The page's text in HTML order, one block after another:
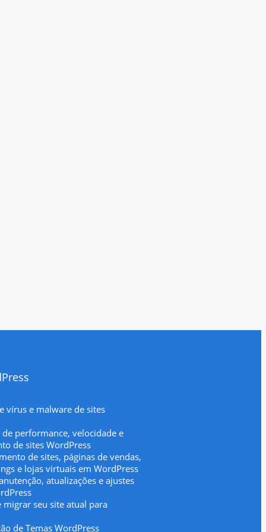
vírus e malware de sites
performance, velocidade e
de sites WordPress
de sites, páginas de vendas,
e lojas virtuais em WordPress
atualizações e ajustes
migrar seu site atual para
de Temas WordPress